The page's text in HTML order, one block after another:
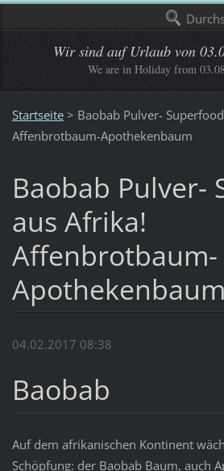
Wir sind auf Urlaub von
We are in Holiday from
Startseite > Baobab Pulver-
Affenbrotbaum-Apothekenbaum
Baobab Pulver-
aus Afrika!
Affenbrotbaum-
Apothekenbaum
04.02.2017 08:38
Baobab
Auf dem afrikanischen Kontinent
Schöpfung: der Baobab Baum, auch